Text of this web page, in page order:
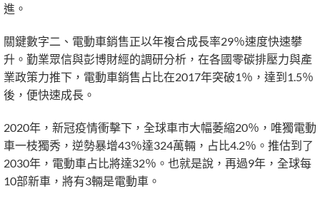
進。
關鍵數字二、電動車銷售正以年複合成長率29％速度快速攀
升。勤業眾信與彭博財經的調研分析，在各國零碳排壓力與產
業政策力推下，電動車銷售占比在2017年突破1％，達到1.5％
後，便快速成長。
2020年，新冠疫情衝擊下，全球車市大幅萎縮20％，唯獨電動
車一枝獨秀，逆勢暴增43％達324萬輛，占比4.2％。推估到了
2030年，電動車占比將達32％。也就是說，再過9年，全球每
10部新車，將有3輛是電動車。